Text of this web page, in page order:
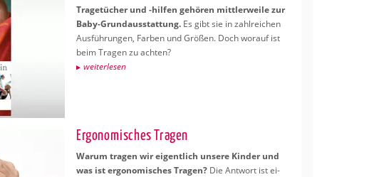
Tra­ge­tü­cher und -hil­fen ge­hö­ren mitt­ler­wei­le zur
Baby-Grund­aus­stat­tung. Es gibt sie in zahl­rei­chen
Aus­füh­run­gen, Far­ben und Grö­ßen. Doch wor­auf ist
beim Tra­gen zu ach­ten?
wei­ter­le­sen
Er­go­no­mi­sches Tra­gen
Warum tra­gen wir ei­gent­lich un­se­re Kin­der und
was ist er­go­no­mi­sches Tra­gen? Die Ant­wort ist ei­